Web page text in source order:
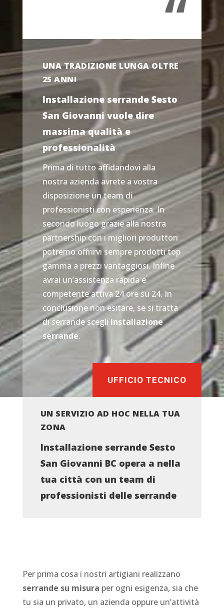
“
UNA TRADIZIONE LUNGA OLTRE
25 ANNI
Installazione serrande Sesto
San Giovanni vuole dire
massima qualità e
professionalità
Prima di tutto affidandovi alla
nostra azienda avrete a vostra
disposizione un team di
professionisti con esperienza. In
secondo luogo grazie alla nostra
partnership con i migliori produttori
potremo offrirvi sempre prodotti top
gamma a prezzi vantaggiosi. Infine
avrai un’assistenza rapida e
competente attiva 24 ore su 24. In
conclusione non esitare, se si tratta
di serrande scegli Installazione
serrande.
UFFICIO TECNICO
UN SERVIZIO AD HOC NELLA TUA
ZONA
Installazione serrande Sesto
San Giovanni BC opera a nella
tua città con un team di
professionisti delle serrande
Per prima cosa i nostri artigiani realizzano
serrande su misura per ogni esigenza, sia che
tu sia un privato, un azienda oppure un’attività